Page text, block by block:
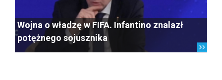
Wojna o władzę w FIFA. Infantino znalazł
potężnego sojusznika